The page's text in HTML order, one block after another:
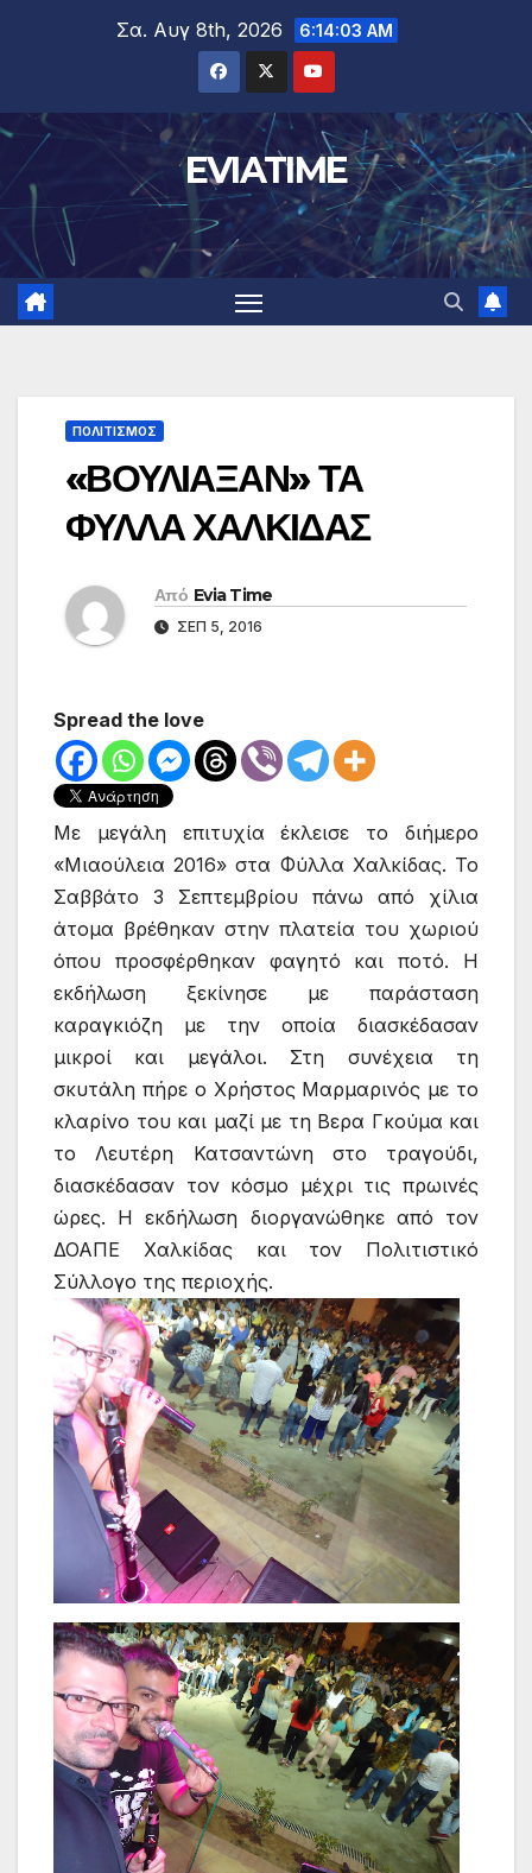
Σα. Αυγ 8th, 2026 6:14:04 AM
EVIATIME
ΠΟΛΙΤΙΣΜΟΣ
«ΒΟΥΛΙΑΞΑΝ» ΤΑ
ΦΥΛΛΑ ΧΑΛΚΙΔΑΣ
Από Evia Time
ΣΕΠ 5, 2016
Spread the love
Με μεγάλη επιτυχία έκλεισε το διήμερο
«Μιαούλεια 2016» στα Φύλλα Χαλκίδας. Το
Σαββάτο 3 Σεπτεμβρίου πάνω από χίλια
άτομα βρέθηκαν στην πλατεία του χωριού
όπου προσφέρθηκαν φαγητό και ποτό. Η
εκδήλωση ξεκίνησε με παράσταση
καραγκιόζη με την οποία διασκέδασαν
μικροί και μεγάλοι. Στη συνέχεια τη
σκυτάλη πήρε ο Χρήστος Μαρμαρινός με το
κλαρίνο του και μαζί με τη Βερα Γκούμα και
το Λευτέρη Κατσαντώνη στο τραγούδι,
διασκέδασαν τον κόσμο μέχρι τις πρωινές
ώρες. Η εκδήλωση διοργανώθηκε από τον
ΔΟΑΠΕ Χαλκίδας και τον Πολιτιστικό
Σύλλογο της περιοχής.